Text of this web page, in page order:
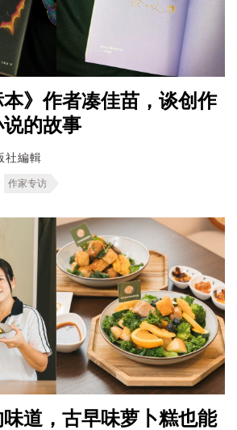
》作者凑佳苗，谈创作
的故事
社編輯
作家专访
味道，古早味萝卜糕也能